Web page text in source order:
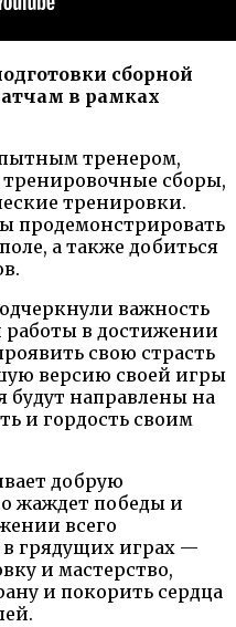
сборной
в рамках
тренером,
сборы,
тренировки.
продемонстрировать
а также добиться
важность
работы в достижении
свою страсть
версию своей игры
будут направлены на
и гордость своим
добрую
жаждет победы и
всего
в грядущих играх —
и мастерство,
и покорить сердца